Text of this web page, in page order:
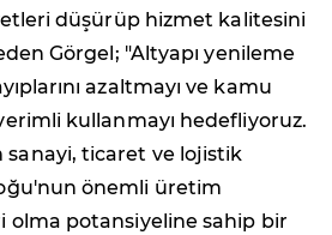
düşürüp hizmet kalitesini
Görgel; "Altyapı yenileme
azaltmayı ve kamu
kullanmayı hedefliyoruz.
sanayi, ticaret ve lojistik
önemli üretim
olma potansiyeline sahip bir